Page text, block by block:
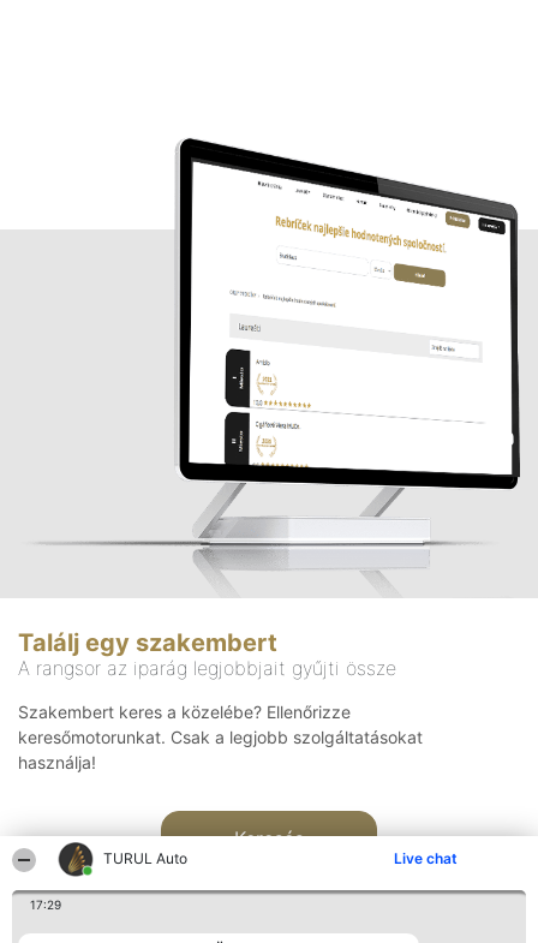
TURUL Auto Live chat
17:29
Találj egy szakembert
A rangsor az iparág legjobbjait gyűjti össze
Szakembert keres a közelébe? Ellenőrizze
keresőmotorunkat. Csak a legjobb szolgáltatásokat
használja!
Keresés